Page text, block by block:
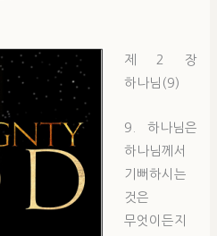
제 2 장
하나님(9)
9. 하나님은
하나님께서
기뻐하시는
것은
무엇이든지